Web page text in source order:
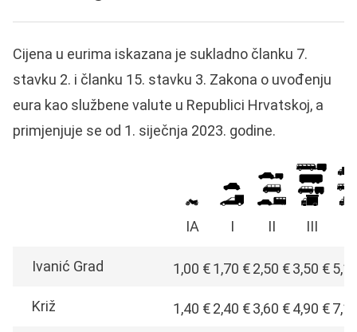
Cijena u eurima iskazana je sukladno članku 7.
stavku 2. i članku 15. stavku 3. Zakona o uvođenju
eura kao službene valute u Republici Hrvatskoj, a
primjenjuje se od 1. siječnja 2023. godine.
IA I II III
Ivanić Grad 1,00 €1,70 €2,50 €3,50 €
Križ 1,40 €2,40 €3,60 €4,90 €